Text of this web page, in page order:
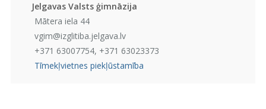
Jelgavas Valsts ģimnāzija
Mātera iela 44
vgim@izglitiba.jelgava.lv
+371 63007754, +371 63023373
Tīmekļvietnes piekļūstamība